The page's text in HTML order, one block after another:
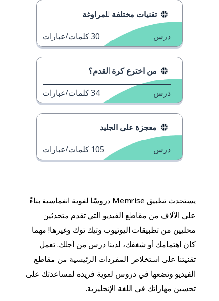
يستحدث تطبيق Memrise دروسًا لغوية انغماسية بناءً
على الآلاف من مقاطع الفيديو التي تقدم متحدثين
محليين من تطبيقات اليوتيوب وتيك توك وغيرها! مهما
كان اهتمامك أو شغفك، لدينا درس من أجلك. تعمل
تقنيتنا على استخلاص المفردات الرئيسية من مقاطع
الفيديو وتضعها في دروس لغوية فريدة لمساعدتك على
تحسين مهاراتك في اللغة الإنجليزية.
تقنيات مختلفة للمراوغة
درس 30كلمات/عبارات
من اخترع كرة القدم؟
درس 34كلمات/عبارات
معجزة على الجليد
درس 105 كلمات/عبارات